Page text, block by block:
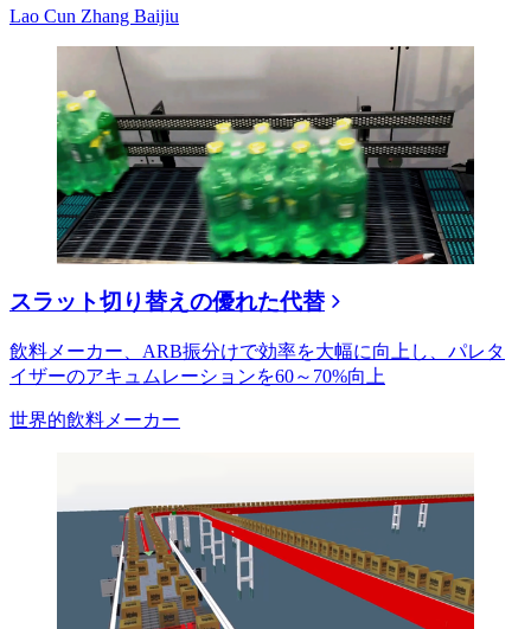
Lao Cun Zhang Baijiu
スラット切り替えの優れた代替
飲料メーカー、ARB振分けで効率を大幅に向上し、パレタ
イザーのアキュムレーションを60～70%向上
世界的飲料メーカー